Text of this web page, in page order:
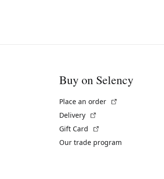
Buy on Selency
Place an order
Delivery
Gift Card
Our trade program